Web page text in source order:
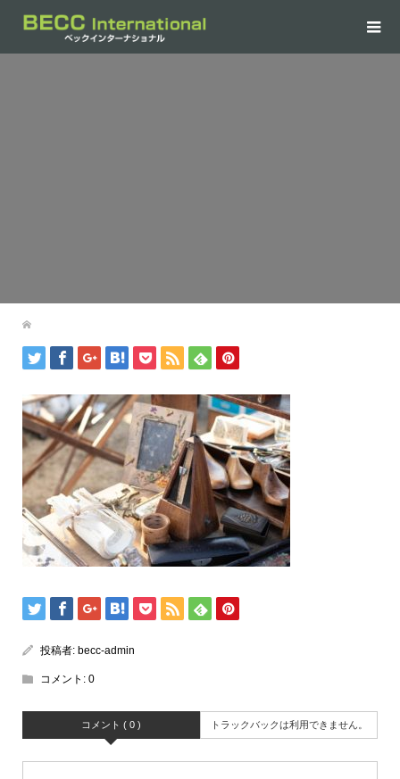
投稿者: becc-admin
コメント: 0
コメント ( 0 ) トラックバックは利用できません。